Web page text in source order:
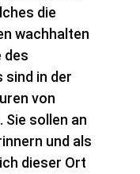
die
wachhalten
des
sind in der
von
Sie sollen an
und als
dieser Ort